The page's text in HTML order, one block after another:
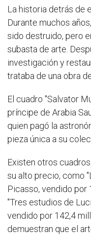
La historia detrás de
Durante muchos
sido destruido, pero
subasta de arte.
investigación y
trataba de una obra
El cuadro "Salvator
príncipe de Arabia
quien pagó la
pieza única a su
Existen otros
su alto precio, como
Picasso, vendido por
"Tres estudios de
vendido por 142,4
demuestran que el